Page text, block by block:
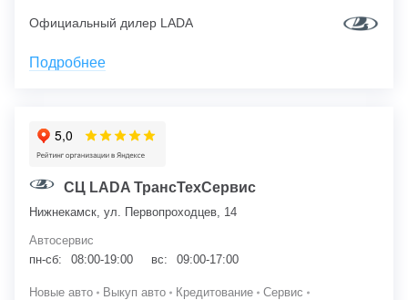
Официальный дилер LADA
Подробнее
СЦ LADA ТрансТехСервис
Нижнекамск, ул. Первопроходцев, 14
Автосервис
пн-сб:
08:00-19:00 вс: 09:00-17:00
Новые авто Выкуп авто Кредитование
Сервис